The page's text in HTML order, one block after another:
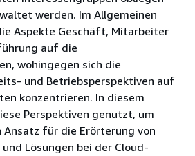
werden. Im Allgemeinen
Aspekte Geschäft, Mitarbeiter
auf die
wohingegen sich die
und Betriebsperspektiven auf
konzentrieren. In diesem
Perspektiven genutzt, um
für die Erörterung von
Lösungen bei der Cloud-